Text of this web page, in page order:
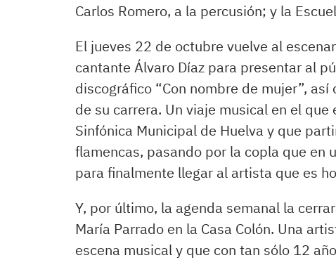
Carlos Romero, a la percusión; y la
El jueves 22 de octubre vuelve al
cantante Álvaro Díaz para presentar al
discográfico “Con nombre de mujer”,
de su carrera. Un viaje musical en el
Sinfónica Municipal de Huelva y que
flamencas, pasando por la copla que en
para finalmente llegar al artista que es
Y, por último, la agenda semanal la
María Parrado en la Casa Colón. Una
escena musical y que con tan sólo 12